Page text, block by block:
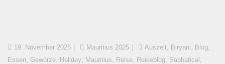
19. November 2025 Mauritius 2025 Auszeit Biryani Blog
Essen Gewürze Holiday Mauritius Reise Reiseblog Sabbatical